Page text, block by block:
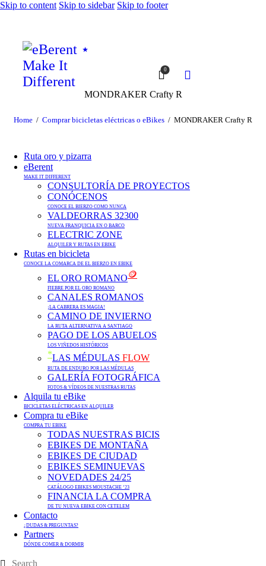
Skip to content Skip to sidebar Skip to footer
0
MONDRAKER Crafty R
Home Comprar bicicletas eléctricas o eBikes MONDRAKER Crafty R
Ruta oro y pizarra
eBerent
MAKE IT DIFFERENT
CONSULTORÍA DE PROYECTOS
CONÓCENOS
CONOCE EL BIERZO COMO NUNCA
VALDEORRAS 32300
NUEVA FRANQUICIA EN O BARCO
ELECTRIC ZONE
ALQUILER Y RUTAS EN EBIKE
Rutas en bicicleta
CONOCE LA COMARCA DE EL BIERZO EN EBIKE
EL ORO ROMANO🪙
FIEBRE POR EL ORO ROMANO
CANALES ROMANOS
¡LA CABRERA ES MAGIA!
CAMINO DE INVIERNO
LA RUTA ALTERNATIVA A SANTIAGO
PAGO DE LOS ABUELOS
LOS VIÑEDOS HISTÓRICOS
*LAS MÉDULAS FLOW
RUTA DE ENDURO POR LAS MÉDULAS
GALERÍA FOTOGRÁFICA
FOTOS & VÍDEOS DE NUESTRAS RUTAS
Alquila tu eBike
BICICLETAS ELÉCTRICAS EN ALQUILER
Compra tu eBike
COMPRA TU EBIKE
TODAS NUESTRAS BICIS
EBIKES DE MONTAÑA
EBIKES DE CIUDAD
EBIKES SEMINUEVAS
NOVEDADES 24/25
CATÁLOGO EBIKES MOUSTACHE ’23
FINANCIA LA COMPRA
DE TU NUEVA EBIKE CON CETELEM
Contacto
¿DUDAS & PREGUNTAS?
Partners
DÓNDE COMER & DORMIR